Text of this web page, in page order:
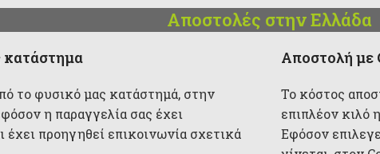
Αποστολές στην Ελλάδα
κατάστημα
το φυσικό μας κατάστημά, στην
η παραγγελία σας έχει
έχει προηγηθεί επικοινωνία σχετικά
Αποστολή με
Το κόστος
επιπλέον κιλό
Εφόσον